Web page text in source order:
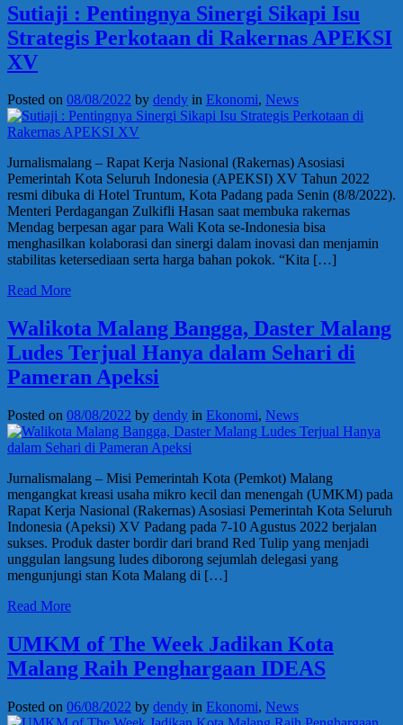
Sutiaji : Pentingnya Sinergi Sikapi Isu
Strategis Perkotaan di Rakernas APEKSI
XV
Posted on 08/08/2022 by dendy in Ekonomi, News
Jurnalismalang – Rapat Kerja Nasional (Rakernas) Asosiasi
Pemerintah Kota Seluruh Indonesia (APEKSI) XV Tahun 2022
resmi dibuka di Hotel Truntum, Kota Padang pada Senin (8/8/2022).
Menteri Perdagangan Zulkifli Hasan saat membuka rakernas
Mendag berpesan agar para Wali Kota se-Indonesia bisa
menghasilkan kolaborasi dan sinergi dalam inovasi dan menjamin
stabilitas ketersediaan serta harga bahan pokok. “Kita […]
Read More
Walikota Malang Bangga, Daster Malang
Ludes Terjual Hanya dalam Sehari di
Pameran Apeksi
Posted on 08/08/2022 by dendy in Ekonomi, News
Jurnalismalang – Misi Pemerintah Kota (Pemkot) Malang
mengangkat kreasi usaha mikro kecil dan menengah (UMKM) pada
Rapat Kerja Nasional (Rakernas) Asosiasi Pemerintah Kota Seluruh
Indonesia (Apeksi) XV Padang pada 7-10 Agustus 2022 berjalan
sukses. Produk daster bordir dari brand Red Tulip yang menjadi
unggulan langsung ludes diborong sejumlah delegasi yang
mengunjungi stan Kota Malang di […]
Read More
UMKM of The Week Jadikan Kota
Malang Raih Penghargaan IDEAS
Posted on 06/08/2022 by dendy in Ekonomi, News